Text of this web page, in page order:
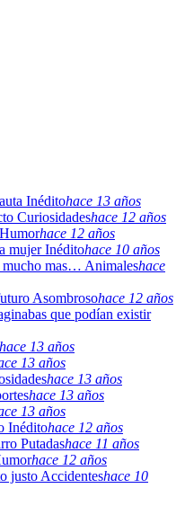
Inéditohace 13 años
Curiosidadeshace 12 años
Humorhace 12 años
Inéditohace 10 años
Animaleshace
Asombrosohace 12 años
hace 13 años
13 años
hace 13 años
hace 13 años
13 años
Inéditohace 12 años
Putadashace 11 años
hace 12 años
Accidenteshace 10